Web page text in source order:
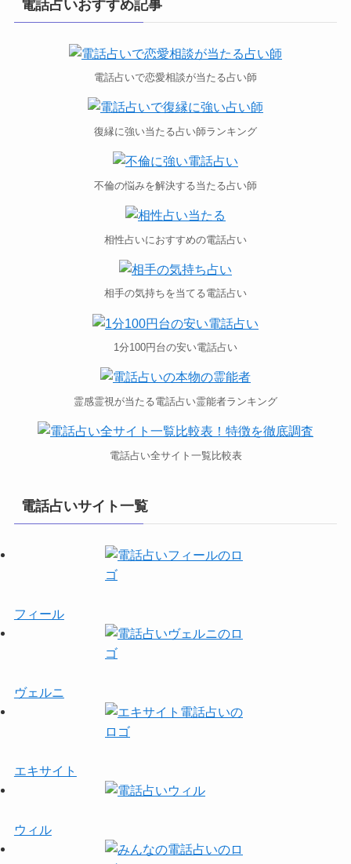
電話占いおすすめ記事
電話占いで恋愛相談が当たる占い師
復縁に強い当たる占い師ランキング
不倫の悩みを解決する当たる占い師
相性占いにおすすめの電話占い
相手の気持ちを当てる電話占い
1分100円台の安い電話占い
霊感霊視が当たる電話占い霊能者ランキング
電話占い全サイト一覧比較表
電話占いサイト一覧
フィール
ヴェルニ
エキサイト
ウィル